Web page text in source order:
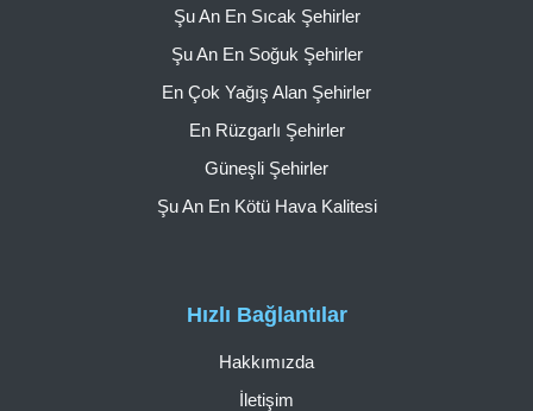
Hızlı Bağlantılar
Hakkımızda
İletişim
Şu An En Sıcak Şehirler
Şu An En Soğuk Şehirler
En Çok Yağış Alan Şehirler
En Rüzgarlı Şehirler
Güneşli Şehirler
Şu An En Kötü Hava Kalitesi